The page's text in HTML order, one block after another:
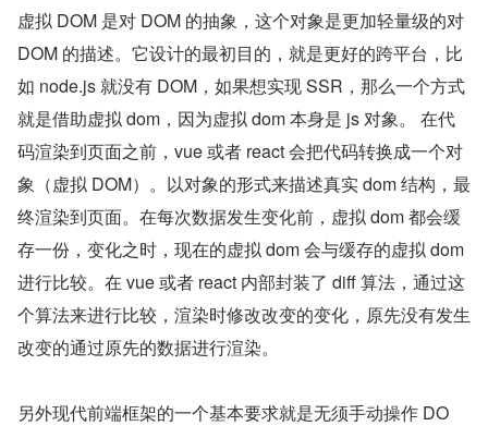
虚拟 DOM 是对 DOM 的抽象，这个对象是更加轻量级的对
DOM 的描述。它设计的最初目的，就是更好的跨平台，比
如 node.js 就没有 DOM，如果想实现 SSR，那么一个方式
就是借助虚拟 dom，因为虚拟 dom 本身是 js 对象。 在代
码渲染到页面之前，vue 或者 react 会把代码转换成一个对
象（虚拟 DOM）。以对象的形式来描述真实 dom 结构，最
终渲染到页面。在每次数据发生变化前，虚拟 dom 都会缓
存一份，变化之时，现在的虚拟 dom 会与缓存的虚拟 dom
进行比较。在 vue 或者 react 内部封装了 diff 算法，通过这
个算法来进行比较，渲染时修改改变的变化，原先没有发生
改变的通过原先的数据进行渲染。
另外现代前端框架的一个基本要求就是无须手动操作 DO